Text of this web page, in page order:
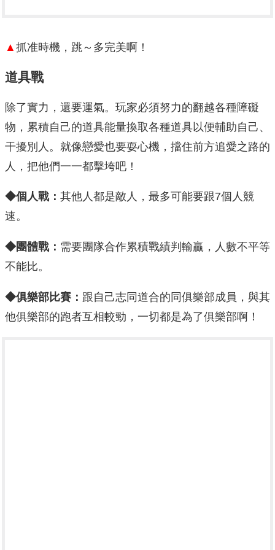
▲ 抓准時機，跳～多完美啊！
道具戰
除了實力，還要運氣。玩家必須努力的翻越各種障礙
物，累積自己的道具能量換取各種道具以便輔助自己、
干擾別人。就像戀愛也要耍心機，擋住前方追愛之路的
人，把他們一一都擊垮吧！
◆個人戰： 其他人都是敵人，最多可能要跟7個人競
速。
◆團體戰： 需要團隊合作累積戰績判輸贏，人數不平等
不能比。
◆俱樂部比賽： 跟自己志同道合的同俱樂部成員，與其
他俱樂部的跑者互相較勁，一切都是為了俱樂部啊！